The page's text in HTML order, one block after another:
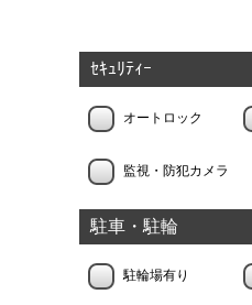
ｾｷｭﾘﾃｨｰ
オートロック
監視・防犯カメラ
駐車・駐輪
駐輪場有り